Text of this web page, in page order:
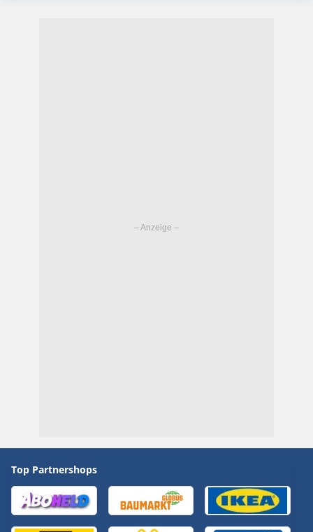
Top Partnershops